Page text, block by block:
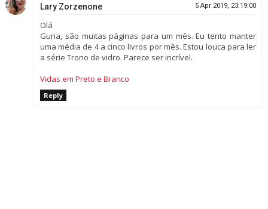
Lary Zorzenone 5 Apr 2019, 23:19:00
Olá
Guria, são muitas páginas para um mês. Eu tento manter
uma média de 4 a cinco livros por mês. Estou louca para ler
a série Trono de vidro. Parece ser incrível.
Vidas em Preto e Branco
Reply